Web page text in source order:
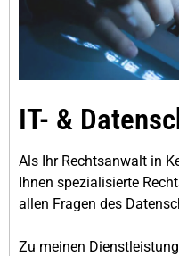
IT- &
Als Ihr Rechtsanwalt in
Ihnen spezialisierte
allen Fragen des
Zu meinen